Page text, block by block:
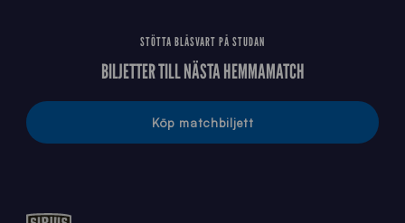
STÖTTA BLÅSVART PÅ STUDAN
BILJETTER TILL NÄSTA HEMMAMATCH
Köp matchbiljett